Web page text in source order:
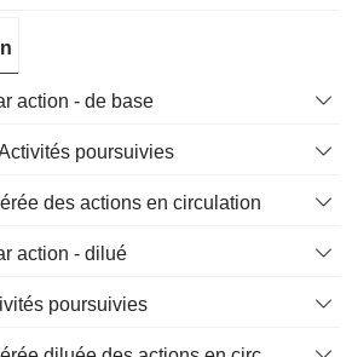
action - de base
poursuivies
des actions en circulation
action - dilué
poursuivies